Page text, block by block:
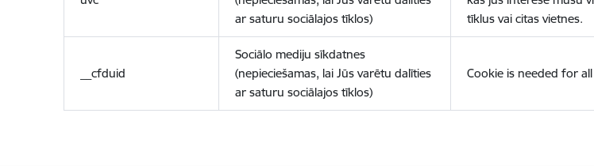
ar saturu sociālajos tīklos)
tīklus vai citas vietnes.
__cfduid
Sociālo mediju sīkdatnes
(nepieciešamas, lai Jūs varētu dalīties
ar saturu sociālajos tīklos)
Cookie is needed for